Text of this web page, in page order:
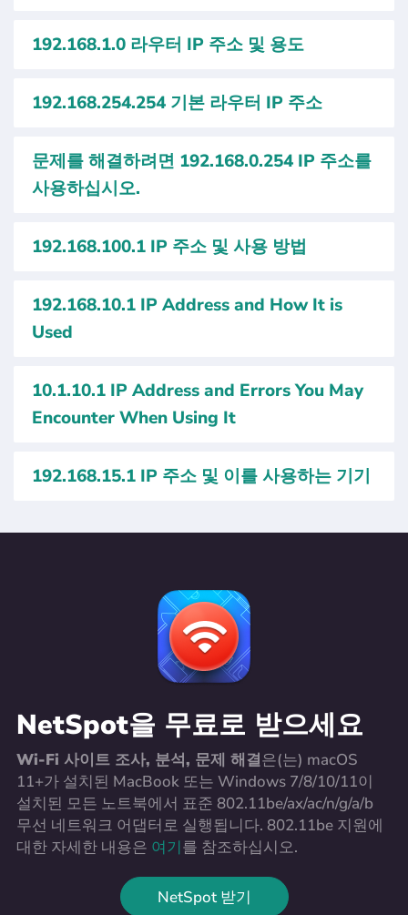
192.168.1.0 라우터 IP 주소 및 용도
192.168.254.254 기본 라우터 IP 주소
문제를 해결하려면 192.168.0.254 IP 주소를
사용하십시오.
192.168.100.1 IP 주소 및 사용 방법
192.168.10.1 IP Address and How It is
Used
10.1.10.1 IP Address and Errors You May
Encounter When Using It
192.168.15.1 IP 주소 및 이를 사용하는 기기
NetSpot을 무료로 받으세요
Wi-Fi 사이트 조사, 분석, 문제 해결은(는) macOS
11+가 설치된 MacBook 또는 Windows 7/8/10/11이
설치된 모든 노트북에서 표준 802.11be/ax/ac/n/g/a/b
무선 네트워크 어댑터로 실행됩니다. 802.11be 지원에
대한 자세한 내용은 여기를 참조하십시오.
NetSpot 받기